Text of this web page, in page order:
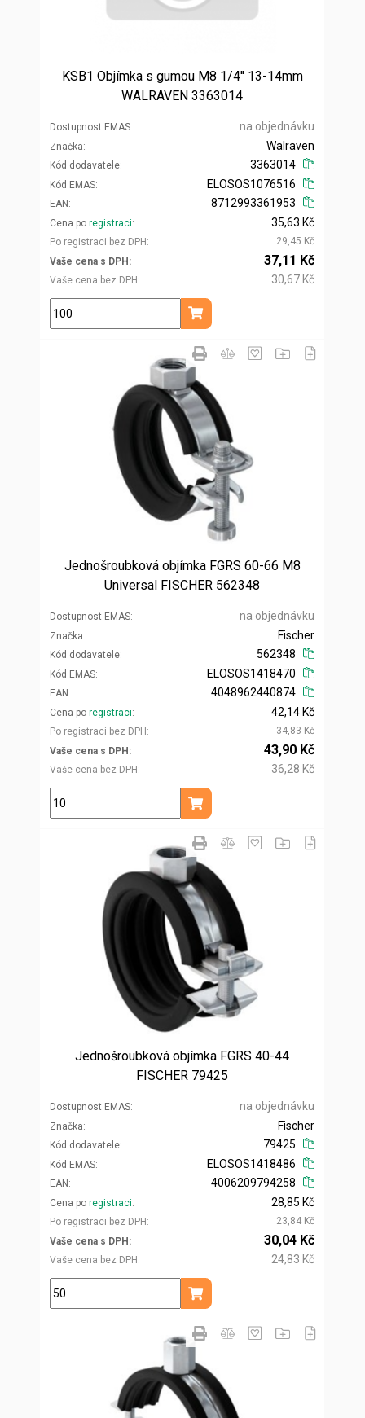
KSB1 Objímka s gumou M8 1/4'' 13-14mm
WALRAVEN 3363014
Dostupnost EMAS na objednávku
Značka
Kód dodavatele
Walraven
3363014
Kód EMAS
EAN
ELOSOS1076516
8712993361953
Cena po registraci
Po registraci bez DPH
35,63 Kč
29,45 Kč
Vaše cena s DPH
Vaše cena bez DPH
37,11 Kč
30,67 Kč
ks
Přidat do košíku
Jednošroubková objímka FGRS 60-66 M8
Universal FISCHER 562348
Dostupnost EMAS na objednávku
Značka
Kód dodavatele
Fischer
562348
Kód EMAS
EAN
ELOSOS1418470
4048962440874
Cena po registraci
Po registraci bez DPH
42,14 Kč
34,83 Kč
Vaše cena s DPH
Vaše cena bez DPH
43,90 Kč
36,28 Kč
ks
Přidat do košíku
Jednošroubková objímka FGRS 40-44
FISCHER 79425
Dostupnost EMAS na objednávku
Značka
Kód dodavatele
Fischer
79425
Kód EMAS
EAN
ELOSOS1418486
4006209794258
Cena po registraci
Po registraci bez DPH
28,85 Kč
23,84 Kč
Vaše cena s DPH
Vaše cena bez DPH
30,04 Kč
24,83 Kč
ks
Přidat do košíku